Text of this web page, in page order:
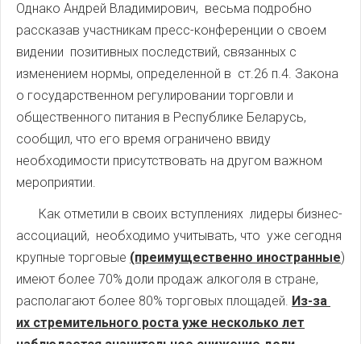
Однако Андрей Владимирович, весьма подробно
рассказав участникам пресс-конференции о своем
видении позитивных последствий, связанных с
изменением нормы, определенной в ст.26 п.4. Закона
о государственном регулировании торговли и
общественного питания в Республике Беларусь,
сообщил, что его время ограничено ввиду
необходимости присутствовать на другом важном
мероприятии.
Как отметили в своих вступлениях лидеры бизнес-
ассоциаций, необходимо учитывать, что уже сегодня
крупные торговые (преимущественно иностранные)
имеют более 70% доли продаж алкоголя в стране,
располагают более 80% торговых площадей. Из-за
их стремительного роста уже несколько лет